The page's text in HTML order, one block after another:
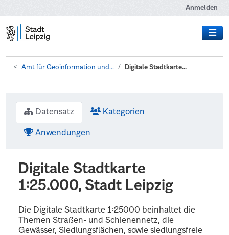
Anmelden
Amt für Geoinformation und... Digitale Stadtkarte...
Datensatz Kategorien
Anwendungen
Digitale Stadtkarte
1:25.000, Stadt Leipzig
Die Digitale Stadtkarte 1:25000 beinhaltet die
Themen Straßen- und Schienennetz, die
Gewässer, Siedlungsflächen, sowie siedlungsfreie